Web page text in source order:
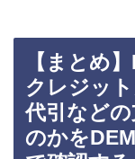
【まとめ
クレジッ
代引など
のかを